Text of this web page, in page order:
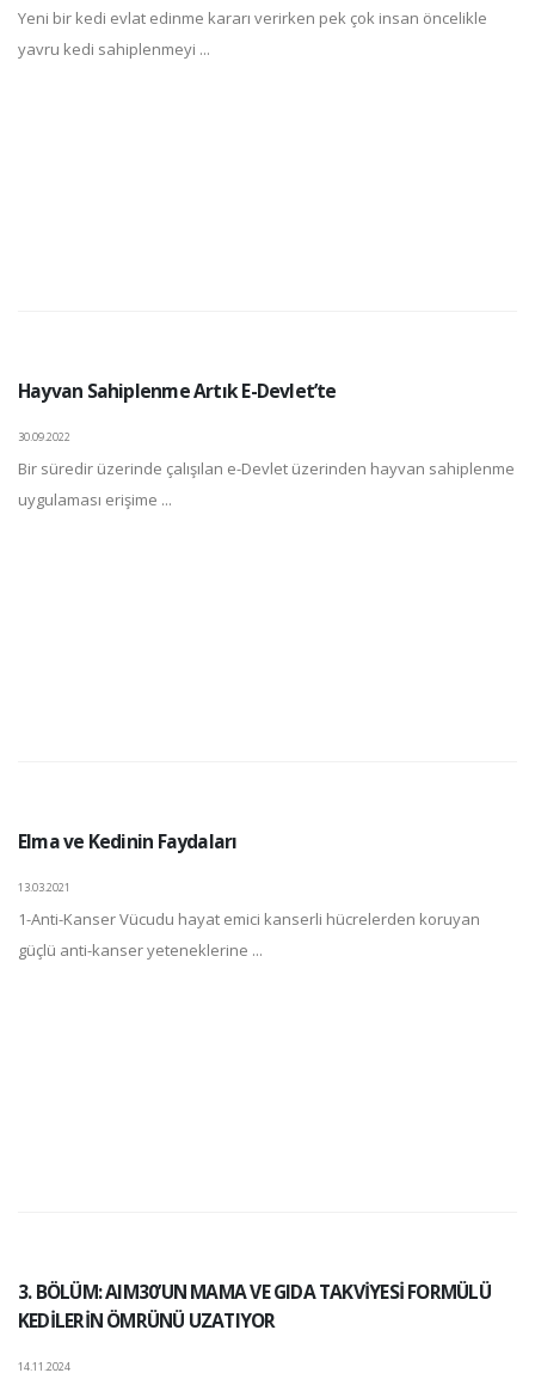
Yeni bir kedi evlat edinme kararı verirken pek çok insan öncelikle
yavru kedi sahiplenmeyi ...
Hayvan Sahiplenme Artık E-Devlet’te
30.09.2022
Bir süredir üzerinde çalışılan e-Devlet üzerinden hayvan sahiplenme
uygulaması erişime ...
Elma ve Kedinin Faydaları
13.03.2021
1-Anti-Kanser Vücudu hayat emici kanserli hücrelerden koruyan
güçlü anti-kanser yeteneklerine ...
3. BÖLÜM: AIM30’UN MAMA VE GIDA TAKVİYESİ FORMÜLÜ
KEDİLERİN ÖMRÜNÜ UZATIYOR
14.11.2024